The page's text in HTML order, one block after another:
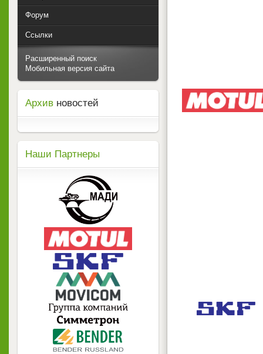
Форум
Ссылки
Расширенный поиск
Мобильная версия сайта
Архив новостей
Наши Партнеры